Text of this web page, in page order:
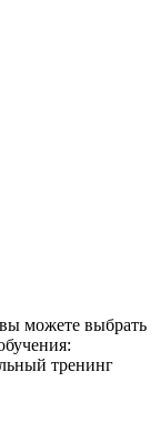
можете выбрать
тренинг